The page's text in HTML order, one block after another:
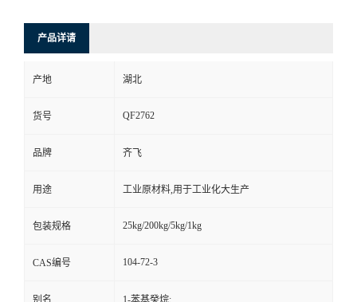
产品详请
产地 湖北
货号 QF2762
品牌 齐飞
用途 工业原材料,用于工业化大生产
包装规格 25kg/200kg/5kg/1kg
CAS编号 104-72-3
别名 1-苯基癸烷;